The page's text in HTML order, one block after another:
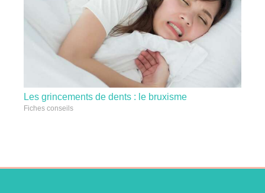
Les grincements de dents : le bruxisme
Fiches conseils